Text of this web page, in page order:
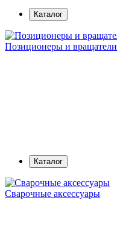
Каталог
Позиционеры и вращатели
Каталог
Сварочные аксессуары